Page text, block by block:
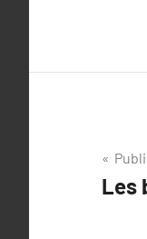
de
Les